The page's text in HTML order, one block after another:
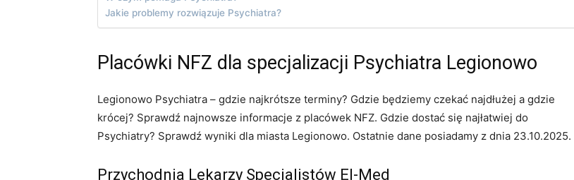
Jakie problemy rozwiązuje Psychiatra?
Placówki NFZ dla specjalizacji Psychiatra Legionowo
Legionowo Psychiatra – gdzie najkrótsze terminy? Gdzie będziemy czekać najdłużej a gdzie
krócej? Sprawdź najnowsze informacje z placówek NFZ. Gdzie dostać się najłatwiej do
Psychiatry? Sprawdź wyniki dla miasta Legionowo. Ostatnie dane posiadamy z dnia 23.10.2025.
Przychodnia Lekarzy Specjalistów El-Med